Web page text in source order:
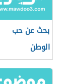
بحث عن حب
الوطن